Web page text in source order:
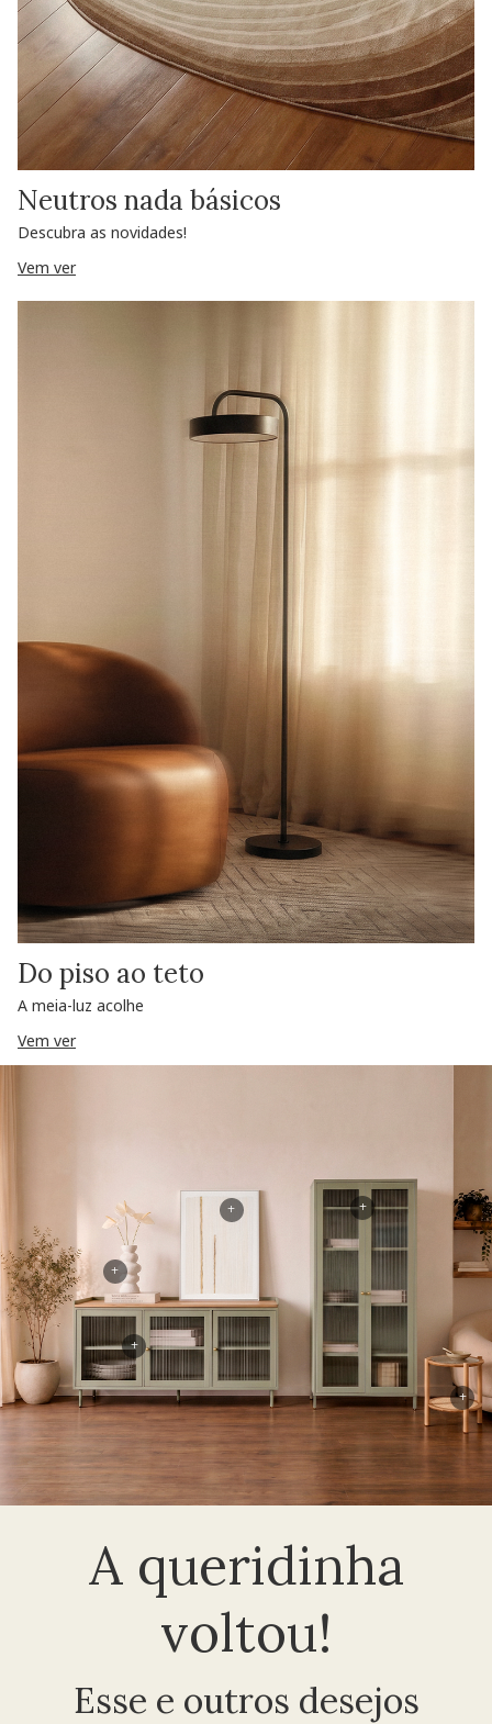
Neutros nada básicos
Descubra as novidades!
Vem ver
Do piso ao teto
A meia-luz acolhe
Vem ver
A queridinha
voltou!
Esse e outros desejos
+
+
+
+
+